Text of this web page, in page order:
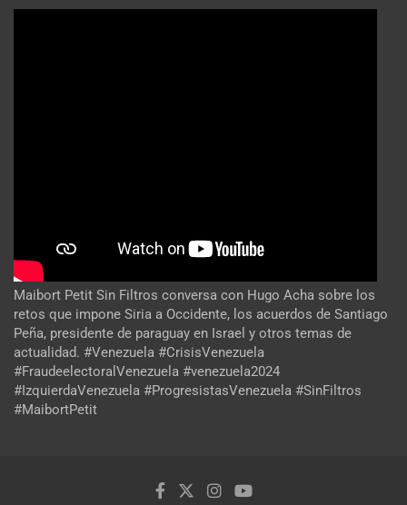
Maibort Petit Sin Filtros conversa con Hugo Acha sobre los
retos que impone Siria a Occidente, los acuerdos de Santiago
Peña, presidente de paraguay en Israel y otros temas de
actualidad. #Venezuela #CrisisVenezuela
#FraudeelectoralVenezuela #venezuela2024
#IzquierdaVenezuela #ProgresistasVenezuela #SinFiltros
#MaibortPetit